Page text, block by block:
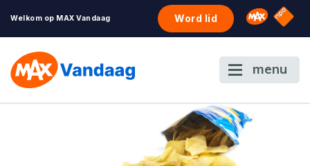
Welkom op MAX Vandaag Word lid Omroep
NPO
menu